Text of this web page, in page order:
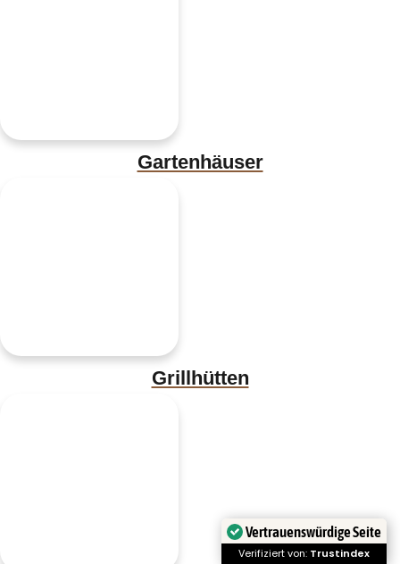
Gartenhäuser
Grillhütten
Vertrauenswürdige Seite
Verifiziert von: Trustindex